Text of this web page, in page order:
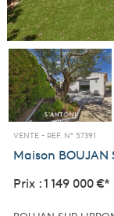
VENTE - REF. N° 57391
Maison BOUJAN
Prix : 1 149 000 €*